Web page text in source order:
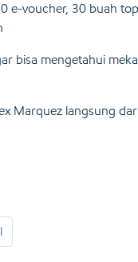
e-voucher, 30 buah
bisa mengetahui
Marquez langsung